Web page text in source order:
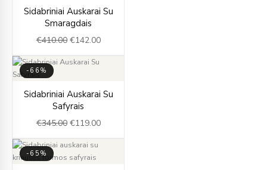
Sidabriniai Auskarai Su
Smaragdais
€410.00
price
was:
€410.00.
€142.00
price
€142.00.
-66%
Sidabriniai Auskarai Su
Safyrais
€345.00
price
was:
€345.00.
€119.00
price
€119.00.
-65%